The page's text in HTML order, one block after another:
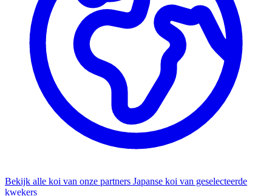
Bekijk alle koi van onze partners Japanse koi van geselecteerde
kwekers